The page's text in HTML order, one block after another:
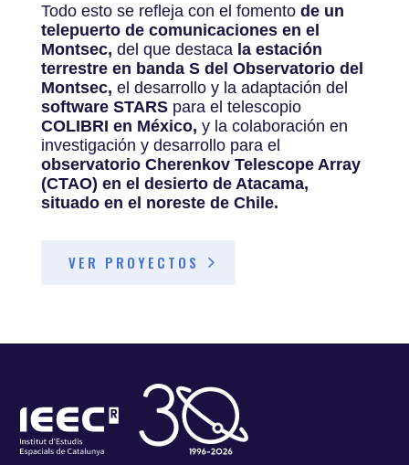
Todo esto se refleja con el fomento de un
telepuerto de comunicaciones en el
Montsec, del que destaca la estación
terrestre en banda S del Observatorio del
Montsec, el desarrollo y la adaptación del
software STARSpara el telescopio
COLIBRI en México, y la colaboración en
investigación y desarrollo para el
observatorio Cherenkov Telescope Array
(CTAO) en el desierto de Atacama,
situado en el noreste de Chile.
VER PROYECTOS